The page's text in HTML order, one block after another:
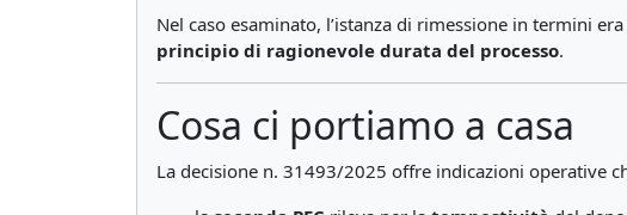
Nel caso esaminato, l’istanza di rimessione in termini
principio di ragionevole durata del processo.
Cosa ci portiamo a casa
La decisione n. 31493/2025 offre indicazioni operative